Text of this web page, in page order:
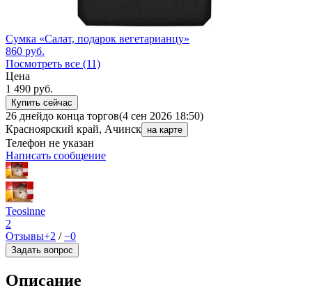
Сумка «Салат, подарок вегетарианцу»
860 руб.
Посмотреть все (11)
Цена
1 490 руб.
Купить сейчас
26 днейдо конца торгов(4 сен 2026 18:50)
Красноярский край, Ачинск на карте
Телефон не указан
Написать сообщение
Teosinne
2
Отзывы+2 /−0
Задать вопрос
Описание